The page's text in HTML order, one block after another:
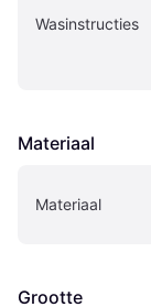
Wasinstructies
Materiaal
Materiaal
Grootte